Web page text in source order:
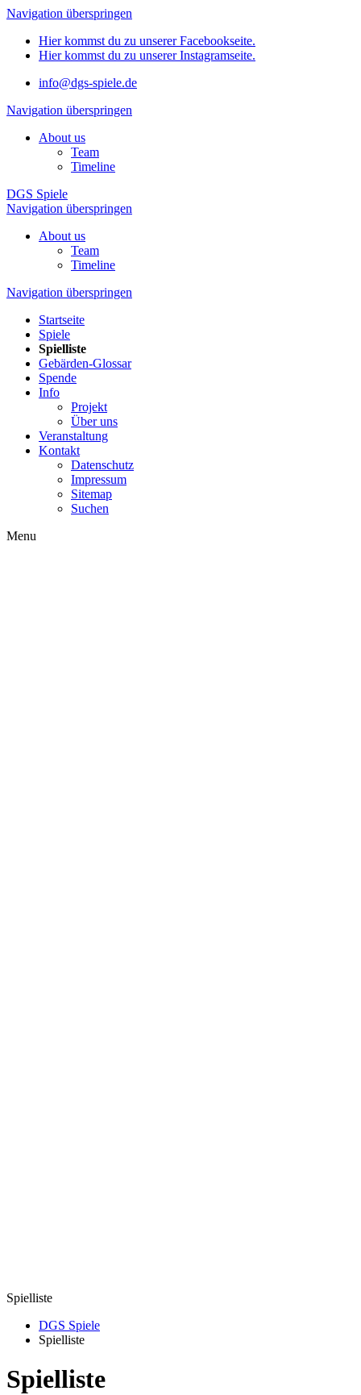
Navigation überspringen
Hier kommst du zu unserer Facebookseite.
Hier kommst du zu unserer Instagramseite.
info@dgs-spiele.de
Navigation überspringen
About us
Team
Timeline
DGS Spiele
Navigation überspringen
About us
Team
Timeline
Navigation überspringen
Startseite
Spiele
Spielliste
Gebärden-Glossar
Spende
Info
Projekt
Über uns
Veranstaltung
Kontakt
Datenschutz
Impressum
Sitemap
Suchen
Menu
Spielliste
DGS Spiele
Spielliste
Spielliste